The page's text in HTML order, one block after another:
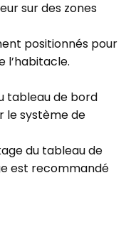
sur des zones
positionnés pour
l’habitacle.
tableau de bord
le système de
du tableau de
est recommandé